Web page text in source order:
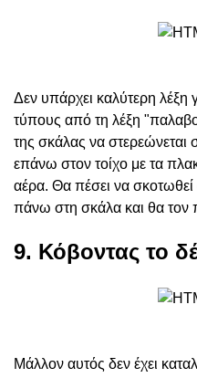
Δεν υπάρχει καλύτερη λέξη
τύπους από τη λέξη
της σκάλας να στερεώνεται
επάνω στον τοίχο με τα
αέρα. Θα πέσει να
πάνω στη σκάλα και θα τον
9. Κόβοντας το
Μάλλον αυτός δεν έχει